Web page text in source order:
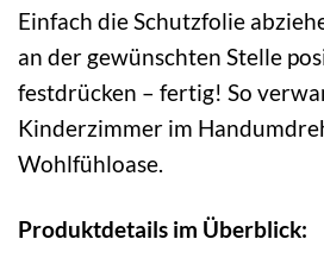
Einfach die Schutzfolie
an der gewünschten Stelle
festdrücken – fertig! So
Kinderzimmer im
Wohlfühloase.
Produktdetails im Überblick: